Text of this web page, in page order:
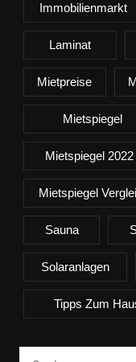
Immobilienmarkt
Laminat
Mietpreise
Mietspiegel
Mietspiegel 2022
Mietspiegel
Sauna
Solaranlagen
Tipps Zum